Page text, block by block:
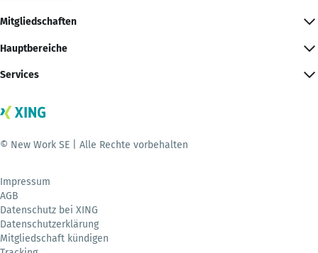
Mitgliedschaften
Hauptbereiche
Services
© New Work SE | Alle Rechte vorbehalten
Impressum
AGB
Datenschutz bei XING
Datenschutzerklärung
Mitgliedschaft kündigen